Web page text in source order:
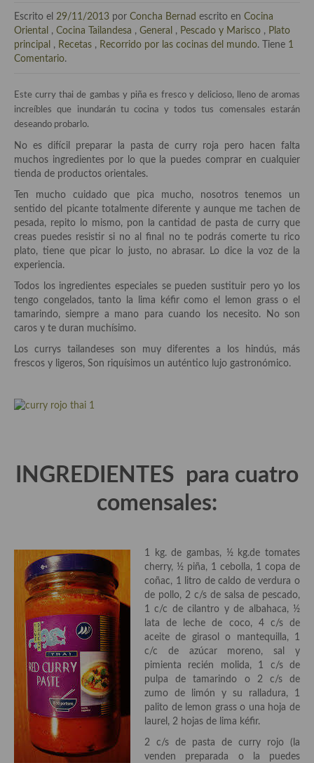
Tiendas especiales
En la mesa: menaje, vajilla, técnicas de emplatado, decoración
Historia de la gastronomía, platos celebres, cocineros, críticos,
historias culinarias y otras cosas
Origen y evolución de la comida
Ocio – restaurantes, bares, tabernas
Viajes eno-gastro-turísticos
En El Candelero
Las opiniones de la «Cocinera»
Prensa
Recetas
Airfryer recetas
Especias, mezclas de especias
Hierbas aromáticas
Mojos y pastas
Sales y polvos
Salsas y mojos
Adobos
Aperitivos
Bebidas
Bocadillos, hamburguesas, sándwich, emparedados, tostas y
demás
Escrito el 29/11/2013 por Concha Bernad escrito en Cocina
Oriental
, Cocina Tailandesa , General , Pescado y Marisco , Plato
principal
, Recetas , Recorrido por las cocinas del mundo. Tiene 1
Comentario.
Este curry thai de gambas y piña es fresco y delicioso, lleno de aromas
increíbles que inundarán tu cocina y todos tus comensales estarán
deseando probarlo.
No es difícil preparar la pasta de curry roja pero hacen falta
muchos ingredientes por lo que la puedes comprar en cualquier
tienda de productos orientales.
Ten mucho cuidado que pica mucho, nosotros tenemos un
sentido del picante totalmente diferente y aunque me tachen de
pesada, repito lo mismo, pon la cantidad de pasta de curry que
creas puedes resistir si no al final no te podrás comerte tu rico
plato, tiene que picar lo justo, no abrasar. Lo dice la voz de la
experiencia.
Todos los ingredientes especiales se pueden sustituir pero yo los
tengo congelados, tanto la lima kéfir como el lemon grass o el
tamarindo, siempre a mano para cuando los necesito. No son
caros y te duran muchísimo.
Los currys tailandeses son muy diferentes a los hindús, más
frescos y ligeros, Son riquísimos un auténtico lujo gastronómico.
INGREDIENTES para cuatro
comensales:
1 kg. de gambas, ½ kg.de tomates
cherry, ½ piña, 1 cebolla, 1 copa de
coñac, 1 litro de caldo de verdura o
de pollo, 2 c/s de salsa de pescado,
1 c/c de cilantro y de albahaca, ½
lata de leche de coco, 4 c/s de
aceite de girasol o mantequilla, 1
c/c de azúcar moreno, sal y
pimienta recién molida, 1 c/s de
pulpa de tamarindo o 2 c/s de
zumo de limón y su ralladura, 1
palito de lemon grass o una hoja de
laurel, 2 hojas de lima kéfir.
2 c/s de pasta de curry rojo (la
venden preparada o la puedes